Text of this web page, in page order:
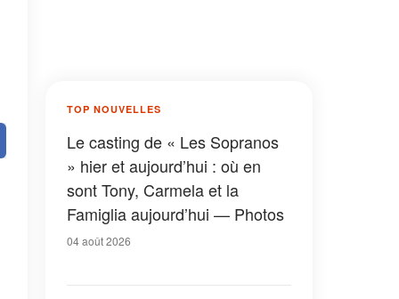
TOP NOUVELLES
Le casting de « Les Sopranos
» hier et aujourd’hui : où en
sont Tony, Carmela et la
Famiglia aujourd’hui — Photos
04 août 2026